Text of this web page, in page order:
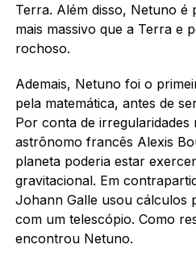
Terra. Além disso, Netuno é
mais massivo que a Terra e
rochoso.
Ademais, Netuno foi o
pela matemática, antes de
Por conta de
astrônomo francês Alexis
planeta poderia estar
gravitacional. Em
Johann Galle usou cálculos
com um telescópio. Como
encontrou Netuno.